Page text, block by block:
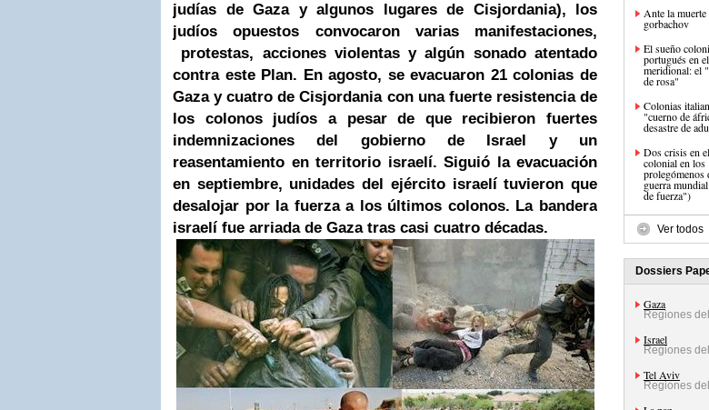
judías de Gazay algunos lugares de Cisjordania), los
judíos opuestos convocaron varias manifestaciones,
protestas, acciones violentas y algún sonado atentado
contra este Plan. En agosto, se evacuaron 21 colonias de
Gaza y cuatro de Cisjordania con una fuerte resistencia de
los colonos judíos a pesar de que recibieron fuertes
indemnizaciones del gobierno de Israel y un
reasentamiento en territorio israelí. Siguió la evacuación
en septiembre, unidades del ejército israelí tuvieron que
desalojar por la fuerza a los últimos colonos. La bandera
israelí fue arriada de Gaza tras casi cuatro décadas.
Ante la muerte
gorbachov
El sueño
portugués en
meridional: el
de rosa"
Colonias
"cuerno de
desastre de
Dos crisis en
colonial en los
prolegómenos
guerra
de fuerza")
Ver todos
Dossiers
Gaza
Regiones
Israel
Regiones
Tel Aviv
Regiones